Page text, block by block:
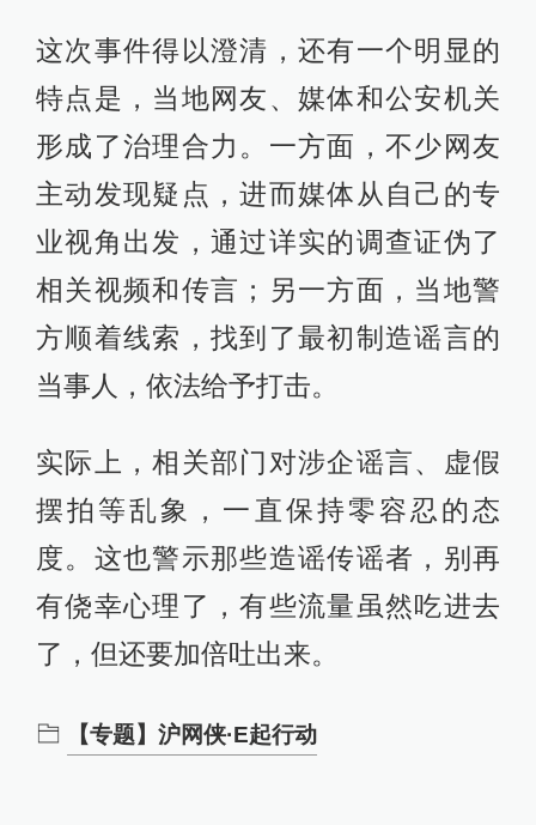
这次事件得以澄清，还有一个明显的
特点是，当地网友、媒体和公安机关
形成了治理合力。一方面，不少网友
主动发现疑点，进而媒体从自己的专
业视角出发，通过详实的调查证伪了
相关视频和传言；另一方面，当地警
方顺着线索，找到了最初制造谣言的
当事人，依法给予打击。
实际上，相关部门对涉企谣言、虚假
摆拍等乱象，一直保持零容忍的态
度。这也警示那些造谣传谣者，别再
有侥幸心理了，有些流量虽然吃进去
了，但还要加倍吐出来。
【专题】沪网侠·E起行动